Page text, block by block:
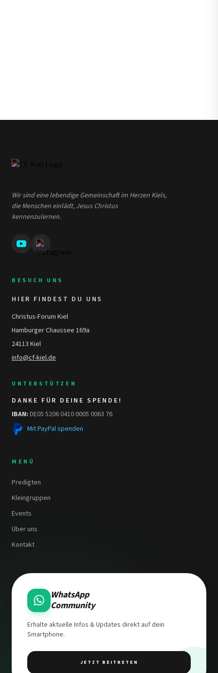
Wir sind eine lebendige Gemeinschaft im Herzen Kiels,
die Menschen einlädt, Jesus Christus
kennenzulernen.
BESUCH UNS
HIER FINDEST DU UNS
Christus-Forum Kiel
Hamburger Chaussee 169a
24113 Kiel
info@cf-kiel.de
UNTERSTÜTZEN
DANKE FÜR DEINE SPENDE!
IBAN: DE05 5206 0410 0005 0063 76
Mit PayPal spenden
MENÜ
Predigten
Kleingruppen
Events
Über uns
Kontakt
WhatsApp
Community
Erhalte aktuelle Infos & Updates direkt auf dein
Smartphone.
JETZT BEITRETEN